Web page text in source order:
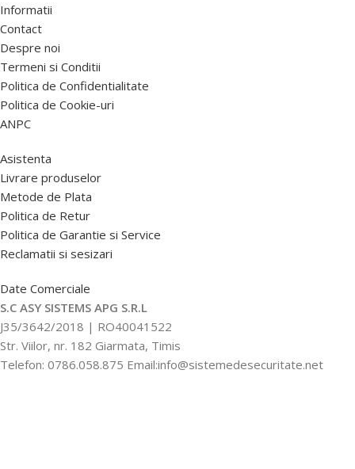
Informatii
Contact
Despre noi
Termeni si Conditii
Politica de Confidentialitate
Politica de Cookie-uri
ANPC
Asistenta
Livrare produselor
Metode de Plata
Politica de Retur
Politica de Garantie si Service
Reclamatii si sesizari
Date Comerciale
S.C ASY SISTEMS APG S.R.L
J35/3642/2018 | RO40041522
Str. Viilor, nr. 182 Giarmata, Timis
Telefon: 0786.058.875 Email:info@sistemedesecuritate.net